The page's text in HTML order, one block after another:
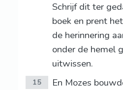
Schrijf dit ter
boek en prent
de herinnering
onder de hemel
uitwissen.
15
En Mozes